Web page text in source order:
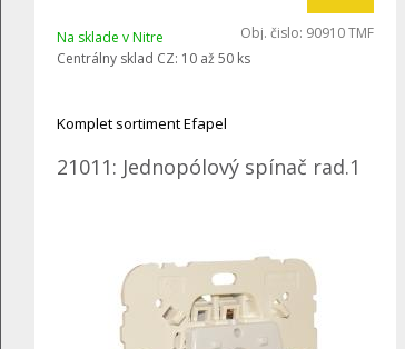
Na sklade v Nitre Obj. čislo: 90910 TMF
Centrálny sklad CZ: 10 až 50 ks
Komplet sortiment Efapel
21011: Jednopólový spínač rad.1